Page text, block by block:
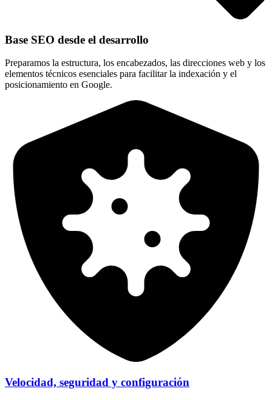
Base SEO desde el desarrollo
Preparamos la estructura, los encabezados, las direcciones web y los
elementos técnicos esenciales para facilitar la indexación y el
posicionamiento en Google.
Velocidad, seguridad y configuración